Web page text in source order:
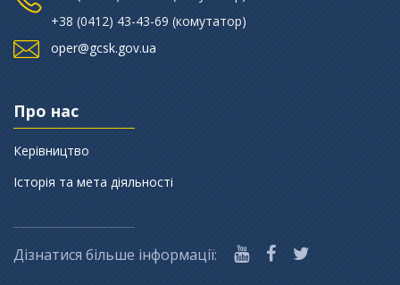
+38 (0412) 43-43-69 (комутатор)
oper@gcsk.gov.ua
Про нас
Керівництво
Історія та мета діяльності
Дізнатися більше інформації: